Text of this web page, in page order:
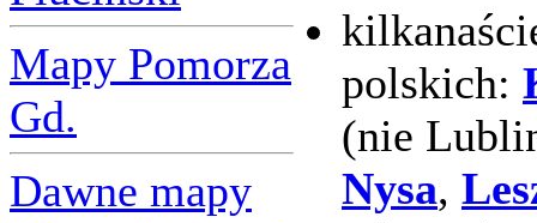
Mapy Pomorza
Gd.
Dawne mapy
polskich:
(nie
Nysa,